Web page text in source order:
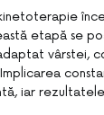
etapă se
vârstei,
iar